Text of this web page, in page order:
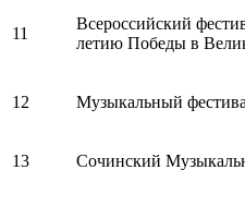
11
Всероссийский
летию Победы в
12 Музыкальный
13 Сочинский